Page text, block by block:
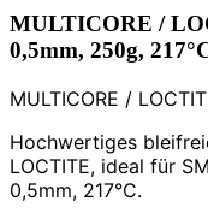
MULTICORE /
0,5mm, 250g,
MULTICORE /
Hochwertiges
LOCTITE, ideal für
0,5mm, 217°C.